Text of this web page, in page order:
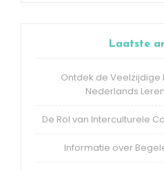
Laatste
Ontdek de
Nederlands
De Rol van Interculturele
Informatie over